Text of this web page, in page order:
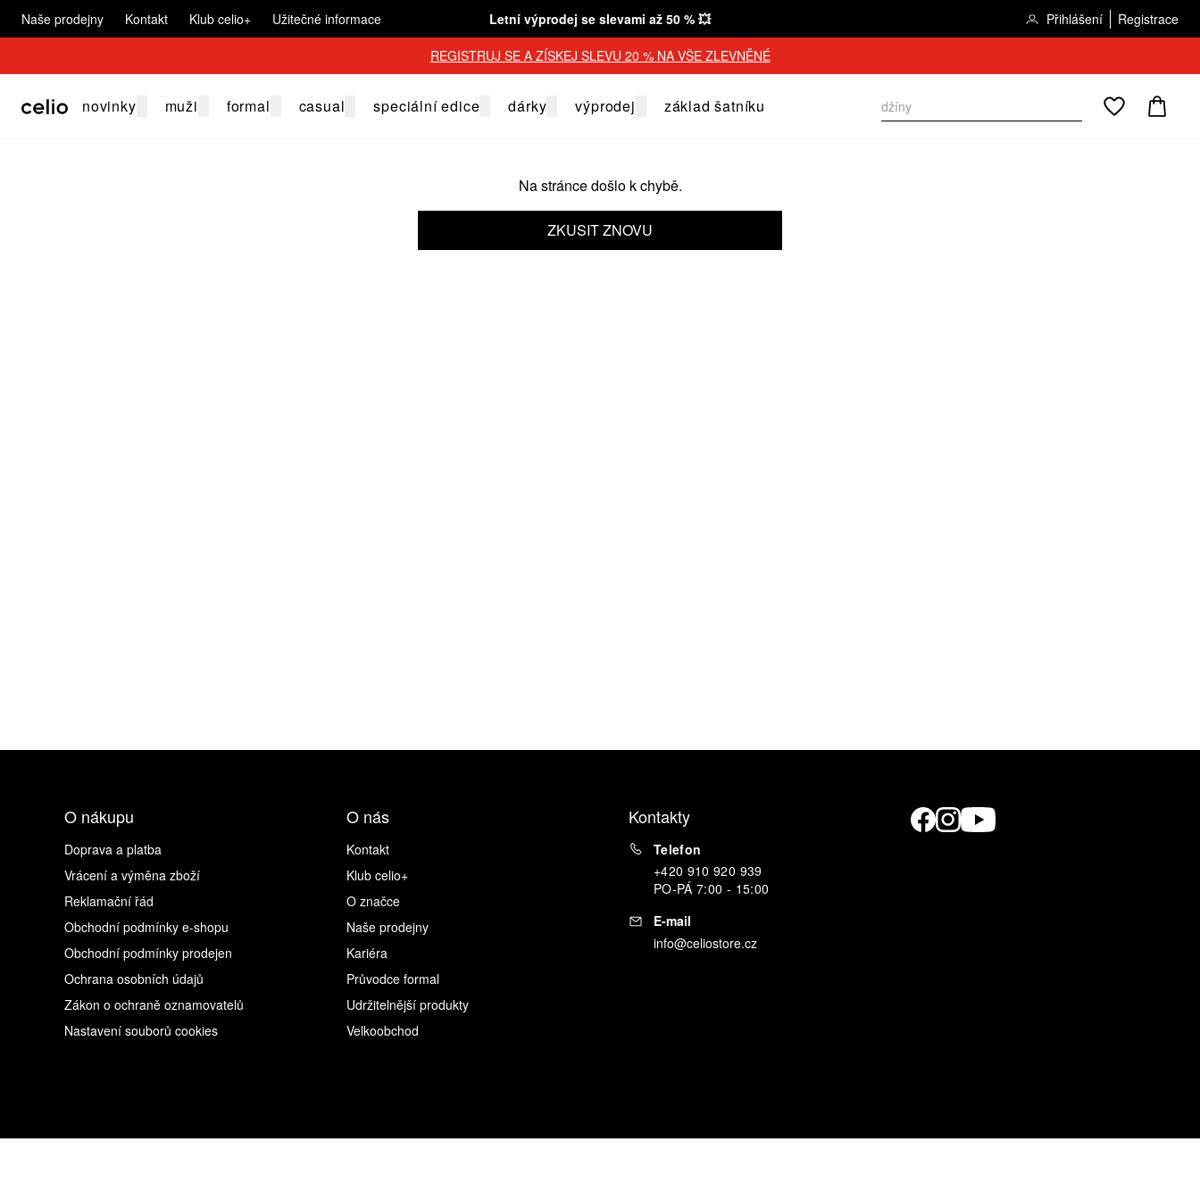
Naše prodejny Kontakt Klub celio+ Užitečné informace Letní výprodej se slevami až 50 % 💥 Přihlášení Registrace
REGISTRUJ SE A ZÍSKEJ SLEVU 20 % NA VŠE ZLEVNĚNÉ
novinky muži formal casual speciální edice dárky výprodej základ šatníku
Na stránce došlo k chybě.
ZKUSIT ZNOVU
O nákupu
Doprava a platba
Vrácení a výměna zboží
Reklamační řád
Obchodní podmínky e-shopu
Obchodní podmínky prodejen
Ochrana osobních údajů
Zákon o ochraně oznamovatelů
Nastavení souborů cookies
O nás
Kontakt
Klub celio+
O značce
Naše prodejny
Kariéra
Průvodce formal
Udržitelnější produkty
Velkoobchod
Kontakty
Telefon
+420 910 920 939
PO-PÁ 7:00 - 15:00
E-mail
info@celiostore.cz